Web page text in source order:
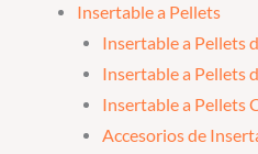
Insertable a Pellets
Insertable a Pellets
Insertable a Pellets
Insertable a Pellets
Accesorios de